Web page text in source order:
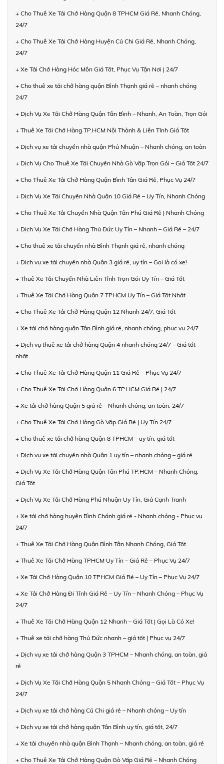
+ Cho Thuê Xe Tải Chở Hàng Quận 8 TPHCM Giá Rẻ, Nhanh Chóng,
24/7
+ Cho Thuê Xe Tải Chở Hàng Huyện Củ Chi Giá Rẻ, Nhanh Chóng,
24/7
+ Xe Tải Chở Hàng Hóc Môn Giá Tốt, Phục Vụ Tận Nơi | 24/7
+ Cho thuê xe tải chở hàng quận Bình Thạnh giá rẻ – nhanh chóng
24/7
+ Dịch Vụ Xe Tải Chở Hàng Quận Tân Bình – Nhanh, An Toàn, Trọn Gói
+ Thuê Xe Tải Chở Hàng TP.HCM Nội Thành & Liên Tỉnh Giá Tốt
+ Dịch vụ xe tải chuyển nhà quận Phú Nhuận – Nhanh chóng, an toàn
+ Dịch Vụ Cho Thuê Xe Tải Chuyển Nhà Gò Vấp Trọn Gói – Giá Tốt 24/7
+ Cho Thuê Xe Tải Chở Hàng Quận Bình Tân Giá Rẻ, Phục Vụ 24/7
+ Dịch Vụ Xe Tải Chuyển Nhà Quận 10 Giá Rẻ – Uy Tín, Nhanh Chóng
+ Cho Thuê Xe Tải Chuyển Nhà Quận Tân Phú Giá Rẻ | Nhanh Chóng
+ Dịch Vụ Xe Tải Chở Hàng Thủ Đức Uy Tín – Nhanh – Giá Rẻ – 24/7
+ Cho thuê xe tải chuyển nhà Bình Thạnh giá rẻ, nhanh chóng
+ Dịch vụ xe tải chuyển nhà Quận 3 giá rẻ, uy tín – Gọi là có xe!
+ Thuê Xe Tải Chuyển Nhà Liên Tỉnh Trọn Gói Uy Tín – Giá Tốt
+ Thuê Xe Tải Chở Hàng Quận 7 TPHCM Uy Tín – Giá Tốt Nhất
+ Cho Thuê Xe Tải Chở Hàng Quận 12 Nhanh 24/7, Giá Tốt
+ Xe tải chở hàng quận Tân Bình giá rẻ, nhanh chóng, phục vụ 24/7
+ Dịch vụ thuê xe tải chở hàng Quận 4 nhanh chóng 24/7 – Giá tốt
nhất
+ Cho Thuê Xe Tải Chở Hàng Quận 11 Giá Rẻ – Phục Vụ 24/7
+ Cho Thuê Xe Tải Chở Hàng Quận 6 TP.HCM Giá Rẻ | 24/7
+ Xe tải chở hàng Quận 5 giá rẻ – Nhanh chóng, an toàn, 24/7
+ Cho Thuê Xe Tải Chở Hàng Gò Vấp Giá Rẻ | Uy Tín 24/7
+ Cho thuê xe tải chở hàng Quận 8 TPHCM – uy tín, giá tốt
+ Dịch vụ xe tải chuyển nhà Quận 1 uy tín – nhanh chóng – giá rẻ
+ Dịch Vụ Xe Tải Chở Hàng Quận Tân Phú TP.HCM – Nhanh Chóng,
Giá Tốt
+ Dịch Vụ Xe Tải Chở Hàng Phú Nhuận Uy Tín, Giá Cạnh Tranh
+ Xe tải chở hàng huyện Bình Chánh giá rẻ - Nhanh chóng - Phục vụ
24/7
+ Thuê Xe Tải Chở Hàng Quận Bình Tân Nhanh Chóng, Giá Tốt
+ Thuê Xe Tải Chở Hàng TPHCM Uy Tín – Giá Rẻ – Phục Vụ 24/7
+ Xe Tải Chở Hàng Quận 10 TPHCM Giá Rẻ – Uy Tín – Phục Vụ 24/7
+ Xe Tải Chở Hàng Đi Tỉnh Giá Rẻ – Uy Tín – Nhanh Chóng – Phục Vụ
24/7
+ Thuê Xe Tải Chở Hàng Quận 12 Nhanh – Giá Tốt | Gọi Là Có Xe!
+ Thuê xe tải chở hàng Thủ Đức nhanh – giá tốt | Phục vụ 24/7
+ Dịch vụ xe tải chở hàng Quận 3 TPHCM – Nhanh chóng, an toàn, giá
rẻ
+ Dịch Vụ Xe Tải Chở Hàng Quận 5 Nhanh Chóng – Giá Tốt – Phục Vụ
24/7
+ Dịch vụ xe tải chở hàng Củ Chi giá rẻ – Nhanh chóng – Uy tín
+ Dịch vụ xe tải chở hàng quận Tân Bình uy tín, giá tốt, 24/7
+ Xe tải chuyển nhà quận Bình Thạnh – Nhanh chóng, an toàn, giá rẻ
+ Cho Thuê Xe Tải Chở Hàng Quận Gò Vấp Giá Rẻ – Nhanh Chóng